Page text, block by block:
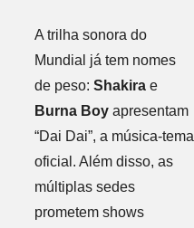
A trilha sonora do
Mundial já tem nomes
de peso: Shakirae
Burna Boyapresentam
“Dai Dai”, a música-tema
oficial. Além disso, as
múltiplas sedes
prometem shows